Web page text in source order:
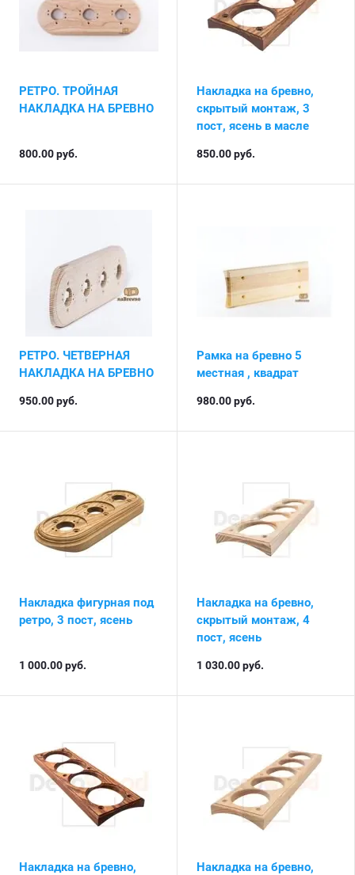
РЕТРО. ТРОЙНАЯ
НАКЛАДКА НА БРЕВНО
800.00руб.
Накладка на бревно,
скрытый монтаж, 3
пост, ясень в масле
850.00руб.
РЕТРО. ЧЕТВЕРНАЯ
НАКЛАДКА НА БРЕВНО
950.00руб.
Рамка на бревно 5
местная , квадрат
980.00руб.
Накладка фигурная под
ретро, 3 пост, ясень
1 000.00руб.
Накладка на бревно,
скрытый монтаж, 4
пост, ясень
1 030.00руб.
Накладка на бревно,
Накладка на бревно,